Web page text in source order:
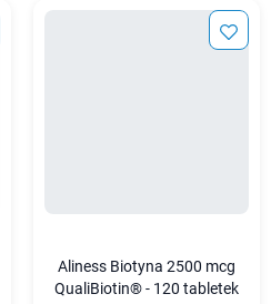
Aliness Biotyna 2500 mcg
QualiBiotin® - 120 tabletek